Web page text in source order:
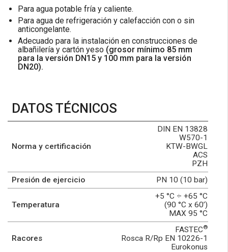
Gama de productos
Documentación
Para agua potable fría y caliente.
Para agua de refrigeración y calefacción con o sin
anticongelante.
Adecuado para la instalación en construcciones de
albañilería y cartón yeso (grosor mínimo 85 mm
para la versión DN15 y 100 mm para la versión
DN20).
DATOS TÉCNICOS
Norma y certificación
DIN EN 13828
W570-1
KTW-BWGL
ACS
PZH
Presión de ejercicio
PN 10 (10 bar)
Temperatura
+5 °C ÷ +65 °C
(90 °C x 60’)
MAX 95 °C
Racores
FASTEC®
Rosca R/Rp EN 10226-1
Eurokonus